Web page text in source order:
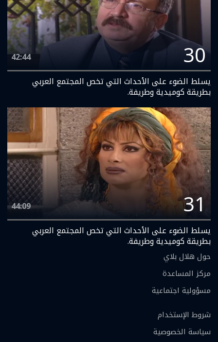
30
42:44
يسلط الضوء على الأحداث التي تخص المجتمع العربي
بطريقة كوميدية وطريفة.
31
44:09
يسلط الضوء على الأحداث التي تخص المجتمع العربي
بطريقة كوميدية وطريفة.
حول هلال بلاي
مركز المساعدة
مسؤولية اجتماعية
شروط الإستخدام
سياسة الخصوصية